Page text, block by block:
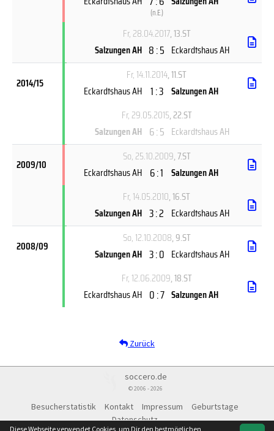
(n.E.)
Fr, 28.04.2017, 13.ST
Salzungen AH 8 : 5 Eckardtshaus AH
2014/15
Fr, 14.11.2014, 11.ST
Eckardtshaus AH 1 : 3 Salzungen AH
Fr, 29.05.2015, 22.ST
Salzungen AH 6 : 5 Eckardtshaus AH
2009/10
So, 25.10.2009, 7.ST
Eckardtshaus AH 6 : 1 Salzungen AH
Fr, 14.05.2010, 16.ST
Salzungen AH 3 : 2 Eckardtshaus AH
2008/09
So, 12.10.2008, 9.ST
Salzungen AH 3 : 0 Eckardtshaus AH
Fr, 12.06.2009, 18.ST
Eckardtshaus AH 0 : 7 Salzungen AH
Zurück
soccero.de
© 2006 - 2026
Besucherstatistik Kontakt Impressum
Geburtstage
Datenschutz
Diese Webseite verwendet Cookies, um Dir den bestmöglichen